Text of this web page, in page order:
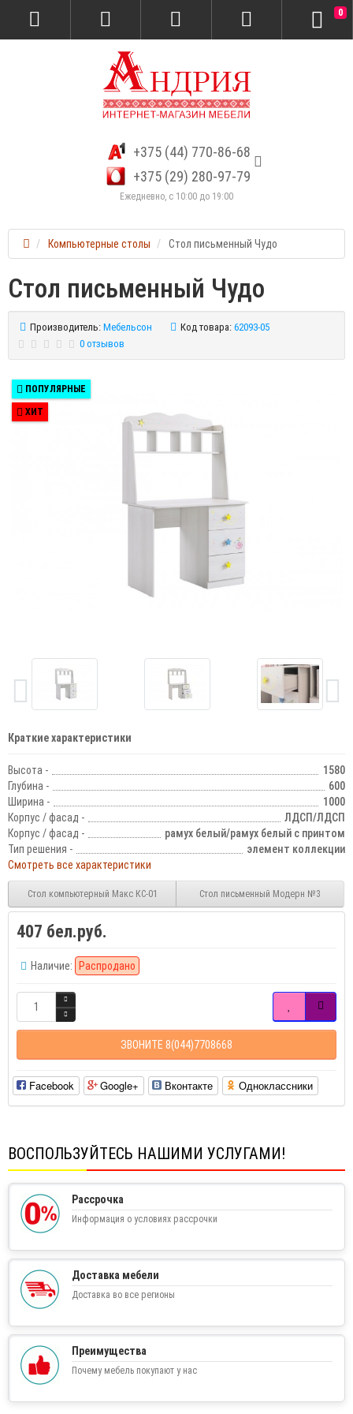
+375 (44) 770-86-68
+375 (29) 280-97-79
Ежедневно, с 10:00 до 19:00
0
Компьютерные столы Стол письменный Чудо
Стол письменный Чудо
Производитель: Мебельсон Код товара: 62093-05
0 отзывов
ПОПУЛЯРНЫЕ
ХИТ
Краткие характеристики
Высота -
1580
Глубина -
600
Ширина -
1000
Корпус / фасад -
ЛДСП/ЛДСП
Корпус / фасад -
рамух белый/рамух белый с принтом
Тип решения -
элемент коллекции
Смотреть все характеристики
Стол компьютерный Макс КС-01 Стол письменный Модерн №3
407 бел.руб.
Наличие: Распродано
ЗВОНИТЕ 8(044)7708668
Facebook Google+ Вконтакте Одноклассники
ВОСПОЛЬЗУЙТЕСЬ НАШИМИ УСЛУГАМИ!
Рассрочка
Информация о условиях рассрочки
Доставка мебели
Доставка во все регионы
Преимущества
Почему мебель покупают у нас